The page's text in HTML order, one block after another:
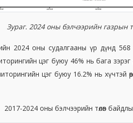
Зураг. 2024 оны бэлчээрийн газрын
2024 оны судалгааны үр дүнд
цэг буюу 46% нь бага зэрэг
цэг буюу 16.2% нь хүчтэй
2017-2024 оны бэлчээрийн төлөв байдлын